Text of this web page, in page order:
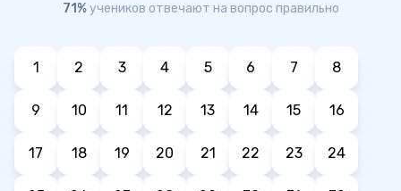
71%учеников отвечают на вопрос правильно
1 2 3 4 5 6 7 8
9 10 11 12 13 14 15 16
17 18 19 20 21 22 23 24